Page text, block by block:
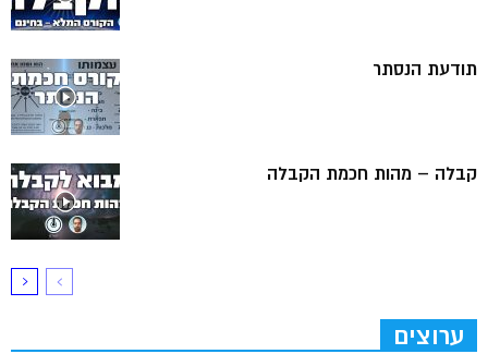
תודעת הנסתר
קבלה – מהות חכמת הקבלה
ערוצים